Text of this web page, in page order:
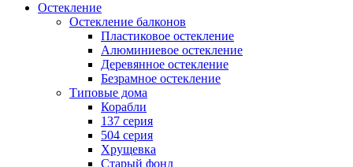
Остекление
Остекление балконов
Пластиковое остекление
Алюминиевое остекление
Деревянное остекление
Безрамное остекление
Типовые дома
Корабли
137 серия
504 серия
Хрущевка
Старый фонд